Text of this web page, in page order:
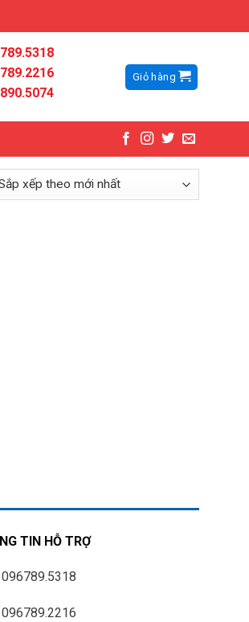
Giỏ hàng
TIN HỖ TRỢ
096789.5318
096789.2216